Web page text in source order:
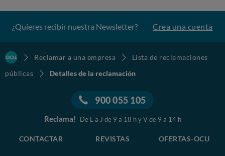
¿Quieres recibir nuestra Newsletter? Crea una cuenta
Reclamar a una empresa
Lista de reclamaciones
públicas
Detalles de la reclamación
900 055 105
Reclama! De L a J de 9 a 18 h y V de 9 a 14 h
CONTACTAR REVISTAS OFERTAS-OCU